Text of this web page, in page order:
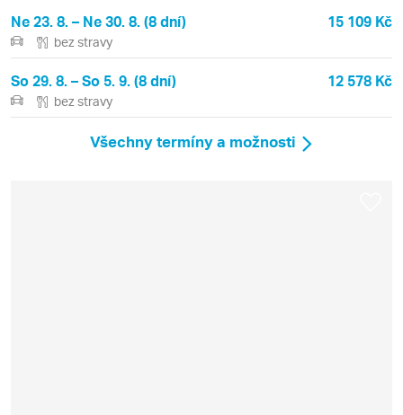
Ne 23. 8. – Ne 30. 8. (8 dní) 15 109 Kč
bez stravy
So 29. 8. – So 5. 9. (8 dní) 12 578 Kč
bez stravy
Všechny termíny a možnosti